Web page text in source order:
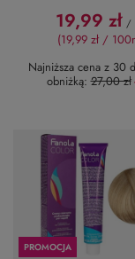
19,99 zł /
(19,99 zł /
Najniższa cena z 30
obniżką:27,00 zł
PROMOCJA